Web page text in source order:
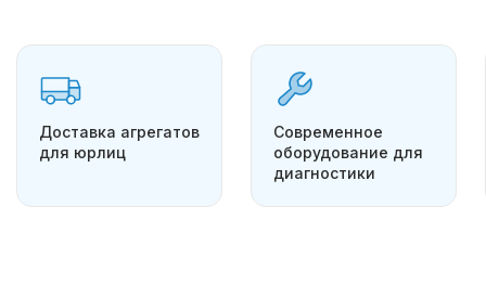
Доставка агрегатов
для юрлиц
Современное
оборудование для
диагностики